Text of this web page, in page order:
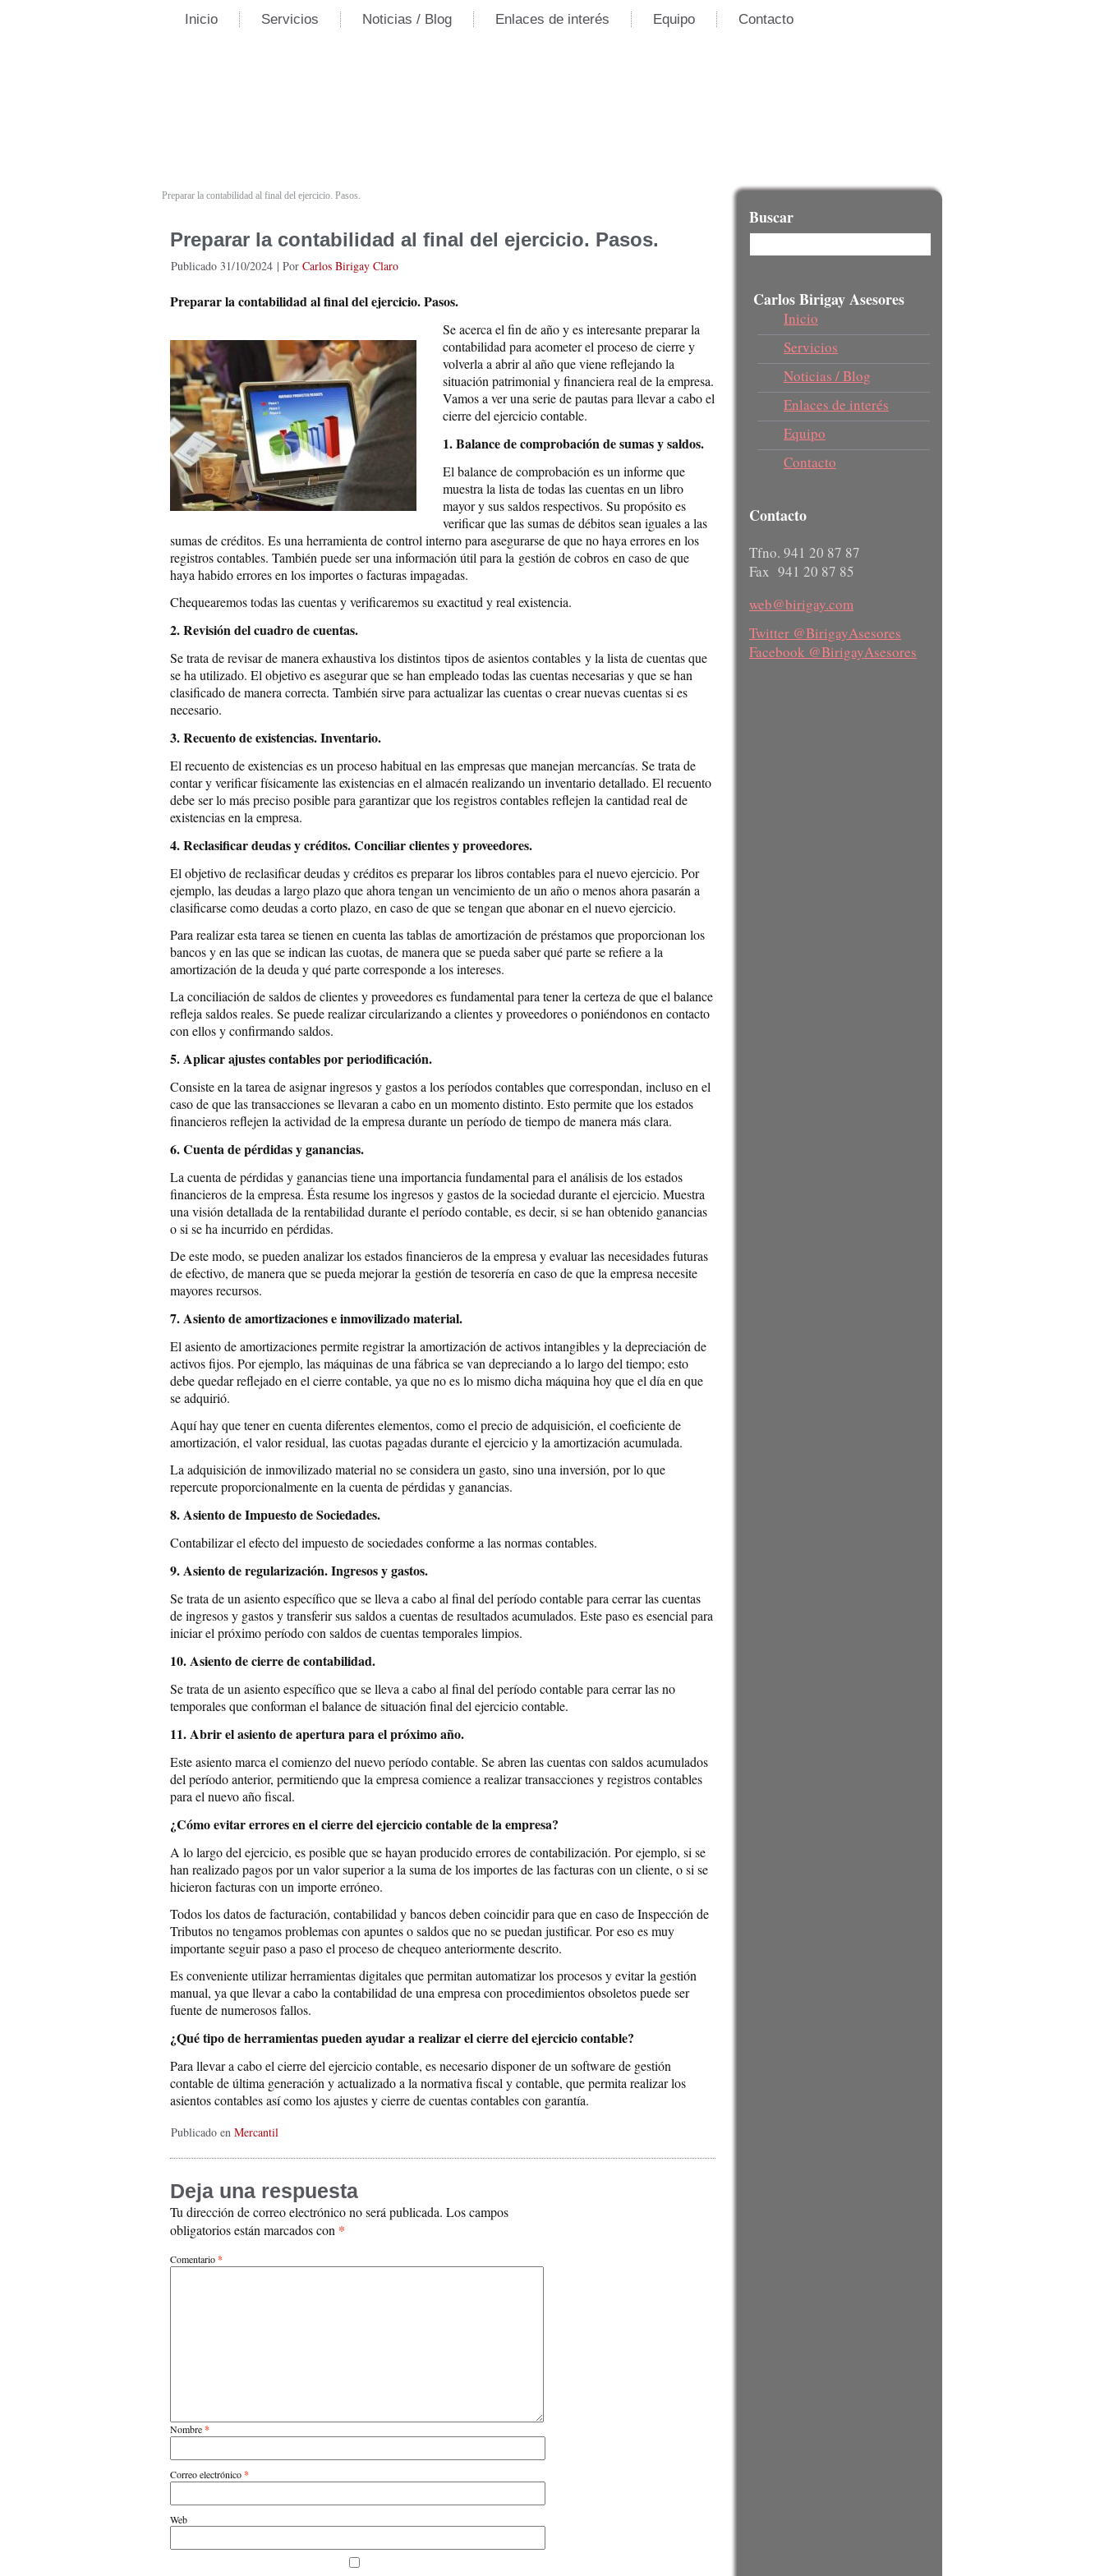
Inicio Servicios Noticias / Blog Enlaces de interés Equipo Contacto
Preparar la contabilidad al final del ejercicio. Pasos.
Preparar la contabilidad al final del ejercicio. Pasos.
Publicado 31/10/2024 | Por Carlos Birigay Claro
Preparar la contabilidad al final del ejercicio. Pasos.
Se acerca el fin de año y es interesante preparar la
contabilidad para acometer el proceso de cierre y
volverla a abrir al año que viene reflejando la
situación patrimonial y financiera real de la empresa.
Vamos a ver una serie de pautas para llevar a cabo el
cierre del ejercicio contable.
1. Balance de comprobación de sumas y saldos.
El balance de comprobación es un informe que
muestra la lista de todas las cuentas en un libro
mayor y sus saldos respectivos. Su propósito es
verificar que las sumas de débitos sean iguales a las
sumas de créditos. Es una herramienta de control interno para asegurarse de que no haya errores en los
registros contables. También puede ser una información útil para la gestión de cobros en caso de que
haya habido errores en los importes o facturas impagadas.
Chequearemos todas las cuentas y verificaremos su exactitud y real existencia.
2. Revisión del cuadro de cuentas.
Se trata de revisar de manera exhaustiva los distintos tipos de asientos contables y la lista de cuentas que
se ha utilizado. El objetivo es asegurar que se han empleado todas las cuentas necesarias y que se han
clasificado de manera correcta. También sirve para actualizar las cuentas o crear nuevas cuentas si es
necesario.
3. Recuento de existencias. Inventario.
El recuento de existencias es un proceso habitual en las empresas que manejan mercancías. Se trata de
contar y verificar físicamente las existencias en el almacén realizando un inventario detallado. El recuento
debe ser lo más preciso posible para garantizar que los registros contables reflejen la cantidad real de
existencias en la empresa.
4. Reclasificar deudas y créditos. Conciliar clientes y proveedores.
El objetivo de reclasificar deudas y créditos es preparar los libros contables para el nuevo ejercicio. Por
ejemplo, las deudas a largo plazo que ahora tengan un vencimiento de un año o menos ahora pasarán a
clasificarse como deudas a corto plazo, en caso de que se tengan que abonar en el nuevo ejercicio.
Para realizar esta tarea se tienen en cuenta las tablas de amortización de préstamos que proporcionan los
bancos y en las que se indican las cuotas, de manera que se pueda saber qué parte se refiere a la
amortización de la deuda y qué parte corresponde a los intereses.
La conciliación de saldos de clientes y proveedores es fundamental para tener la certeza de que el balance
refleja saldos reales. Se puede realizar circularizando a clientes y proveedores o poniéndonos en contacto
con ellos y confirmando saldos.
5. Aplicar ajustes contables por periodificación.
Consiste en la tarea de asignar ingresos y gastos a los períodos contables que correspondan, incluso en el
caso de que las transacciones se llevaran a cabo en un momento distinto. Esto permite que los estados
financieros reflejen la actividad de la empresa durante un período de tiempo de manera más clara.
6. Cuenta de pérdidas y ganancias.
La cuenta de pérdidas y ganancias tiene una importancia fundamental para el análisis de los estados
financieros de la empresa. Ésta resume los ingresos y gastos de la sociedad durante el ejercicio. Muestra
una visión detallada de la rentabilidad durante el período contable, es decir, si se han obtenido ganancias
o si se ha incurrido en pérdidas.
De este modo, se pueden analizar los estados financieros de la empresa y evaluar las necesidades futuras
de efectivo, de manera que se pueda mejorar la gestión de tesorería en caso de que la empresa necesite
mayores recursos.
7. Asiento de amortizaciones e inmovilizado material.
El asiento de amortizaciones permite registrar la amortización de activos intangibles y la depreciación de
activos fijos. Por ejemplo, las máquinas de una fábrica se van depreciando a lo largo del tiempo; esto
debe quedar reflejado en el cierre contable, ya que no es lo mismo dicha máquina hoy que el día en que
se adquirió.
Aquí hay que tener en cuenta diferentes elementos, como el precio de adquisición, el coeficiente de
amortización, el valor residual, las cuotas pagadas durante el ejercicio y la amortización acumulada.
La adquisición de inmovilizado material no se considera un gasto, sino una inversión, por lo que
repercute proporcionalmente en la cuenta de pérdidas y ganancias.
8. Asiento de Impuesto de Sociedades.
Contabilizar el efecto del impuesto de sociedades conforme a las normas contables.
9. Asiento de regularización. Ingresos y gastos.
Se trata de un asiento específico que se lleva a cabo al final del período contable para cerrar las cuentas
de ingresos y gastos y transferir sus saldos a cuentas de resultados acumulados. Este paso es esencial para
iniciar el próximo período con saldos de cuentas temporales limpios.
10. Asiento de cierre de contabilidad.
Se trata de un asiento específico que se lleva a cabo al final del período contable para cerrar las no
temporales que conforman el balance de situación final del ejercicio contable.
11. Abrir el asiento de apertura para el próximo año.
Este asiento marca el comienzo del nuevo período contable. Se abren las cuentas con saldos acumulados
del período anterior, permitiendo que la empresa comience a realizar transacciones y registros contables
para el nuevo año fiscal.
¿Cómo evitar errores en el cierre del ejercicio contable de la empresa?
A lo largo del ejercicio, es posible que se hayan producido errores de contabilización. Por ejemplo, si se
han realizado pagos por un valor superior a la suma de los importes de las facturas con un cliente, o si se
hicieron facturas con un importe erróneo.
Todos los datos de facturación, contabilidad y bancos deben coincidir para que en caso de Inspección de
Tributos no tengamos problemas con apuntes o saldos que no se puedan justificar. Por eso es muy
importante seguir paso a paso el proceso de chequeo anteriormente descrito.
Es conveniente utilizar herramientas digitales que permitan automatizar los procesos y evitar la gestión
manual, ya que llevar a cabo la contabilidad de una empresa con procedimientos obsoletos puede ser
fuente de numerosos fallos.
¿Qué tipo de herramientas pueden ayudar a realizar el cierre del ejercicio contable?
Para llevar a cabo el cierre del ejercicio contable, es necesario disponer de un software de gestión
contable de última generación y actualizado a la normativa fiscal y contable, que permita realizar los
asientos contables así como los ajustes y cierre de cuentas contables con garantía.
Publicado en Mercantil
Deja una respuesta
Tu dirección de correo electrónico no será publicada. Los campos
obligatorios están marcados con *
Comentario*
Nombre*
Correo electrónico*
Web
Buscar
Carlos Birigay Asesores
Inicio
Servicios
Noticias / Blog
Enlaces de interés
Equipo
Contacto
Contacto
Tfno. 941 20 87 87
Fax 941 20 87 85
web@birigay.com
Twitter @BirigayAsesores
Facebook @BirigayAsesores